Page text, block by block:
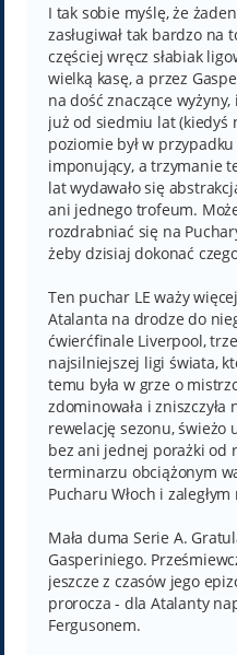
I tak sobie myślę, że
zasługiwał tak bardzo na
częściej wręcz słabiak
wielką kasę, a przez
na dość znaczące
już od siedmiu lat (kiedyś
poziomie był w
imponujący, a trzymanie
lat wydawało się
ani jednego trofeum.
rozdrabniać się na
żeby dzisiaj dokonać
Ten puchar LE waży
Atalanta na drodze do
ćwierćfinale Liverpool,
najsilniejszej ligi świata,
temu była w grze o
zdominowała i
rewelację sezonu, świeżo
bez ani jednej porażki od
terminarzu obciążonym
Pucharu Włoch i
Mała duma Serie A.
Gasperiniego.
jeszcze z czasów jego
prorocza - dla Atalanty
Fergusonem.